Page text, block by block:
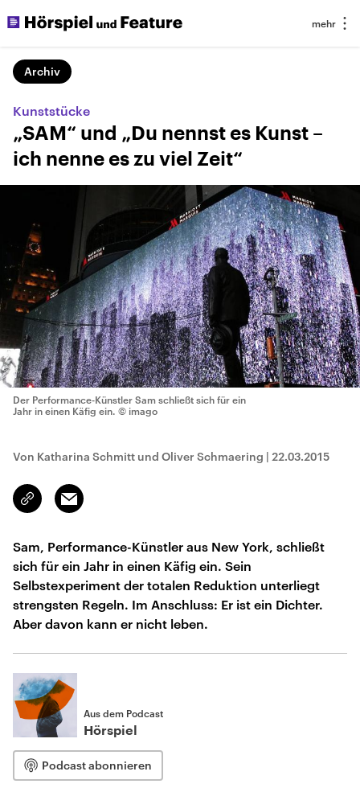
Archiv
Kunststücke
„SAM“ und „Du nennst es Kunst –
ich nenne es zu viel Zeit“
Der Performance-Künstler Sam schließt sich für ein
Jahr in einen Käfig ein. © imago
Von Katharina Schmitt und Oliver Schmaering | 22.03.2015
Link
kopieren/teilen
Email
Sam, Performance-Künstler aus New York, schließt
sich für ein Jahr in einen Käfig ein. Sein
Selbstexperiment der totalen Reduktion unterliegt
strengsten Regeln. Im Anschluss: Er ist ein Dichter.
Aber davon kann er nicht leben.
Aus dem Podcast
Hörspiel
Podcast abonnieren